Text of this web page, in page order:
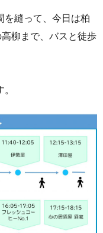
を縫って、今日は柏
柳まで、バスと徒歩